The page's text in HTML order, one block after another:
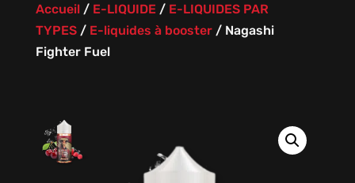
Accueil/ E-LIQUIDE/ E-LIQUIDES PAR
TYPES/ E-liquides à booster/ Nagashi
Fighter Fuel